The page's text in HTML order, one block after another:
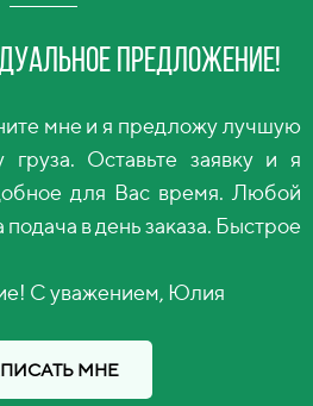
предложение!
мне и я предложу лучшую
груза. Оставьте заявку и я
для Вас время. Любой
в день заказа. Быстрое
С уважением, Юлия
МНЕ